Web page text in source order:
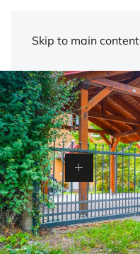
Skip to main content